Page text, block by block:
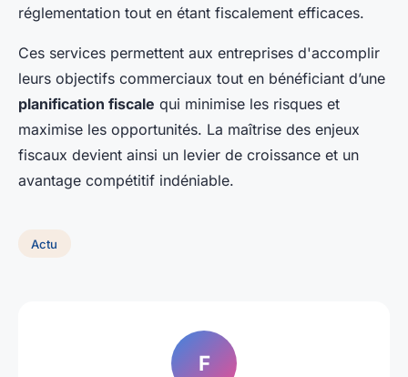
réglementation tout en étant fiscalement efficaces.
Ces services permettent aux entreprises d'accomplir
leurs objectifs commerciaux tout en bénéficiant d’une
planification fiscale qui minimise les risques et
maximise les opportunités. La maîtrise des enjeux
fiscaux devient ainsi un levier de croissance et un
avantage compétitif indéniable.
Actu
F